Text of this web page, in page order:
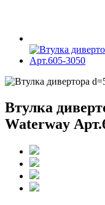
Втулка
Waterway